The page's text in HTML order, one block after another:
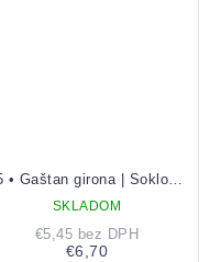
25 • Gaštan girona | Soklová lišta
SKLADOM
€5,45 bez DPH
€6,70